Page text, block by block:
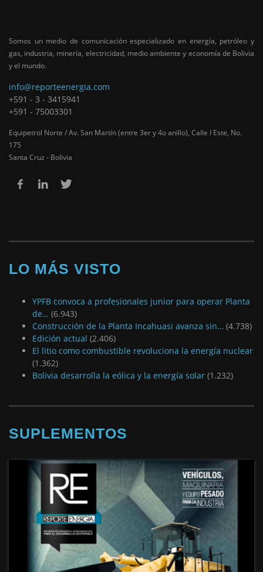
Somos un medio de comunicación especializado en energía, petróleo y
gas, industria, minería, electricidad, medio ambiente y economía de Bolivia
y el mundo.
info@reporteenergia.com
+591 - 3 - 3415941
+591 - 75003301
Equipetrol Norte / Av. San Martín (entre 3er y 4o anillo), Calle I Este, No.
175
Santa Cruz - Bolivia
LO MÁS VISTO
YPFB convoca a profesionales junior para operar Planta
de… (6.943)
Construcción de la Planta Incahuasi avanza sin… (4.738)
Edición actual (2.406)
El litio como combustible revoluciona la energía nuclear
(1.362)
Bolivia desarrolla la eólica y la energía solar (1.232)
SUPLEMENTOS